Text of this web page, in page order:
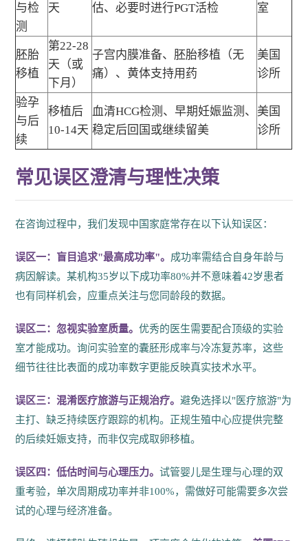
与检
测
天
估、必要时进行PGT活检
室
胚胎
移植
第22-28
天（或
下月）
子宫内膜准备、胚胎移植（无
痛）、黄体支持用药
美国
诊所
验孕
与后
续
移植后
10-14天
血清HCG检测、早期妊娠监测、
稳定后回国或继续留美
美国
诊所
常见误区澄清与理性决策
在咨询过程中，我们发现中国家庭常存在以下认知误区：
误区一：盲目追求"最高成功率"。 成功率需结合自身年龄与
病因解读。某机构35岁以下成功率80%并不意味着42岁患者
也有同样机会，应重点关注与您同龄段的数据。
误区二：忽视实验室质量。优秀的医生需要配合顶级的实验
室才能成功。询问实验室的囊胚形成率与冷冻复苏率，这些
细节往往比表面的成功率数字更能反映真实技术水平。
误区三：混淆医疗旅游与正规治疗。避免选择以"医疗旅游"为
主打、缺乏持续医疗跟踪的机构。正规生殖中心应提供完整
的后续妊娠支持，而非仅完成取卵移植。
误区四：低估时间与心理压力。试管婴儿是生理与心理的双
重考验，单次周期成功率并非100%，需做好可能需要多次尝
试的心理与经济准备。